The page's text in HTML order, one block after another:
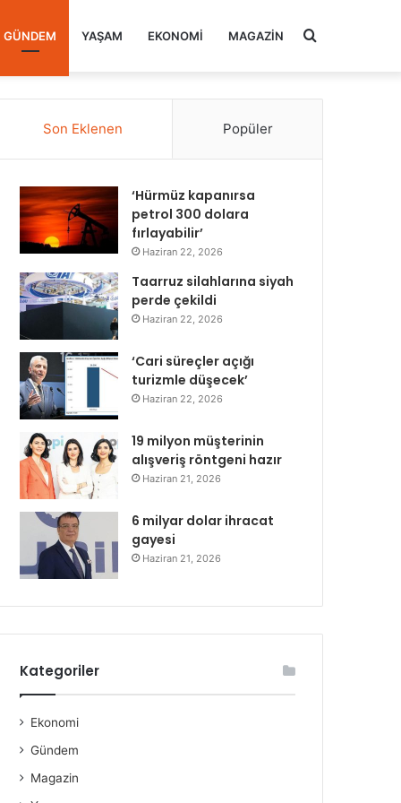
GÜNDEM YAŞAM EKONOMI MAGAZIN Arama
Son Eklenen Popüler
‘Hürmüz kapanırsa
petrol 300 dolara
fırlayabilir’
Haziran 22, 2026
Taarruz silahlarına siyah
perde çekildi
Haziran 22, 2026
‘Cari süreçler açığı
turizmle düşecek’
Haziran 22, 2026
19 milyon müşterinin
alışveriş röntgeni hazır
Haziran 21, 2026
6 milyar dolar ihracat
gayesi
Haziran 21, 2026
Kategoriler
Ekonomi
Gündem
Magazin